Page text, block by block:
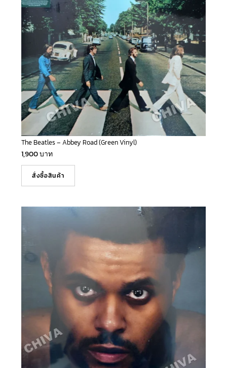
The Beatles – Abbey Road (Green Vinyl)
1,900บาท
สั่งซื้อสินค้า